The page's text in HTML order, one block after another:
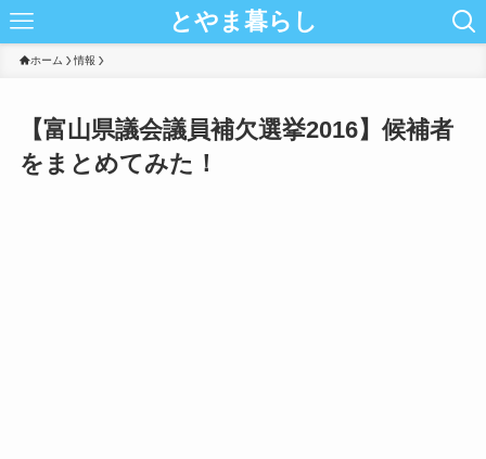
とやま暮らし
ホーム 情報
【富山県議会議員補欠選挙2016】候補者
をまとめてみた！